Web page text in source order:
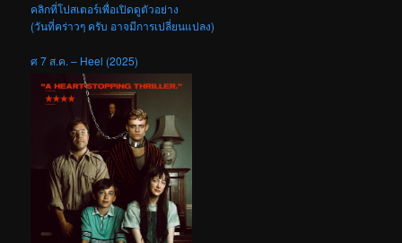
คลิกที่โปสเตอร์เพื่อเปิดดูตัวอย่าง
(วันที่คร่าวๆ ครับ อาจมีการเปลี่ยนแปลง)
ศ 7 ส.ค. – Heel (2025)